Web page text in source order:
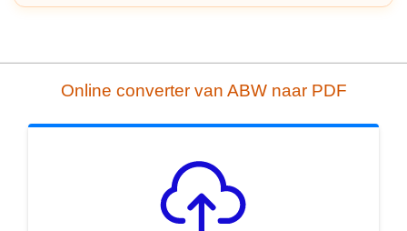
Online converter van ABW naar PDF